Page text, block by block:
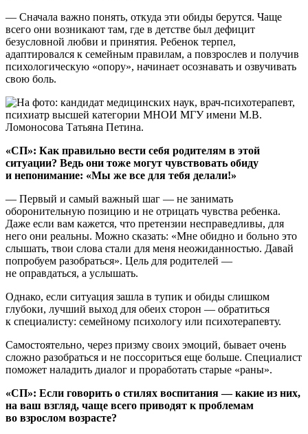
— Сначала важно понять, откуда эти обиды берутся. Чаще
всего они возникают там, где в детстве был дефицит
безусловной любви и принятия. Ребенок терпел,
адаптировался к семейным правилам, а повзрослев и получив
психологическую «опору», начинает осознавать и озвучивать
свою боль.
«СП»: Как правильно вести себя родителям в этой
ситуации? Ведь они тоже могут чувствовать обиду
и непонимание: «Мы же все для тебя делали!»
— Первый и самый важный шаг — не занимать
оборонительную позицию и не отрицать чувства ребенка.
Даже если вам кажется, что претензии несправедливы, для
него они реальны. Можно сказать: «Мне обидно и больно это
слышать, твои слова стали для меня неожиданностью. Давай
попробуем разобраться». Цель для родителей —
не оправдаться, а услышать.
Однако, если ситуация зашла в тупик и обиды слишком
глубоки, лучший выход для обеих сторон — обратиться
к специалисту: семейному психологу или психотерапевту.
Самостоятельно, через призму своих эмоций, бывает очень
сложно разобраться и не поссориться еще больше. Специалист
поможет наладить диалог и проработать старые «раны».
«СП»: Если говорить о стилях воспитания — какие из них,
на ваш взгляд, чаще всего приводят к проблемам
во взрослом возрасте?